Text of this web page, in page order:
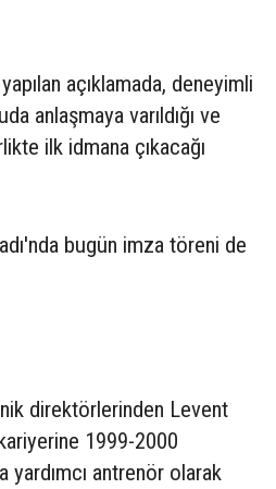
açıklamada, deneyimli
anlaşmaya varıldığı ve
ilk idmana çıkacağı
bugün imza töreni de
direktörlerinden Levent
1999-2000
antrenör olarak